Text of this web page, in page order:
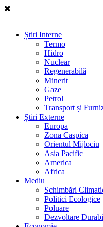
Știri Interne
Termo
Hidro
Nuclear
Regenerabilă
Minerit
Gaze
Petrol
Transport și
Știri Externe
Europa
Zona Caspica
Orientul Mijlociu
Asia Pacific
America
Africa
Mediu
Schimbări
Politici Ecologice
Poluare
Dezvoltare